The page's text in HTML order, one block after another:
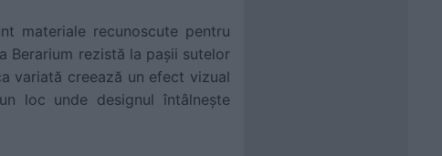
materiale recunoscute pentru
Berarium rezistă la pașii sutelor
variată creează un efect vizual
loc unde designul întâlnește